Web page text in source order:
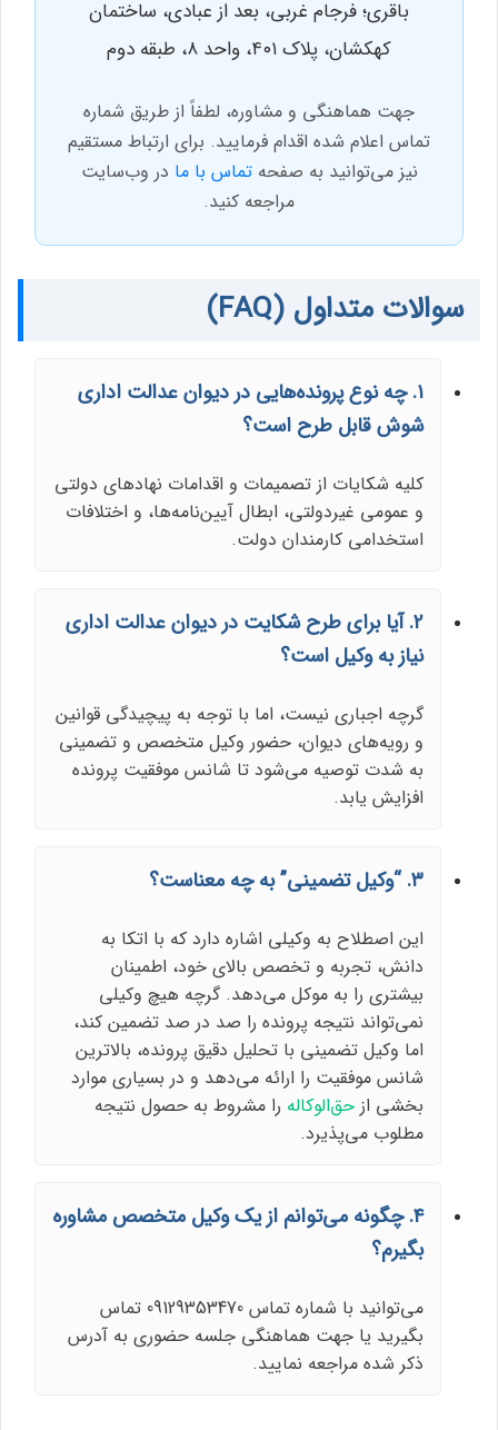
باقری؛ فرجام غربی، بعد از عبادی، ساختمان
کهکشان، پلاک ۴۰۱، واحد ۸، طبقه دوم
جهت هماهنگی و مشاوره، لطفاً از طریق شماره
تماس اعلام شده اقدام فرمایید. برای ارتباط مستقیم
نیز می‌توانید به صفحهتماس با ما در وب‌سایت
مراجعه کنید.
سوالات متداول (FAQ)
۱. چه نوع پرونده‌هایی در دیوان عدالت اداری
شوش قابل طرح است؟
کلیه شکایات از تصمیمات و اقدامات نهادهای دولتی
و عمومی غیردولتی، ابطال آیین‌نامه‌ها، و اختلافات
استخدامی کارمندان دولت.
۲. آیا برای طرح شکایت در دیوان عدالت اداری
نیاز به وکیل است؟
گرچه اجباری نیست، اما با توجه به پیچیدگی قوانین
و رویه‌های دیوان، حضور وکیل متخصص و تضمینی
به شدت توصیه می‌شود تا شانس موفقیت پرونده
افزایش یابد.
۳. “وکیل تضمینی” به چه معناست؟
این اصطلاح به وکیلی اشاره دارد که با اتکا به
دانش، تجربه و تخصص بالای خود، اطمینان
بیشتری را به موکل می‌دهد. گرچه هیچ وکیلی
نمی‌تواند نتیجه پرونده را صد در صد تضمین کند،
اما وکیل تضمینی با تحلیل دقیق پرونده، بالاترین
شانس موفقیت را ارائه می‌دهد و در بسیاری موارد
بخشی از حق‌الوکاله را مشروط به حصول نتیجه
مطلوب می‌پذیرد.
۴. چگونه می‌توانم از یک وکیل متخصص مشاوره
بگیرم؟
می‌توانید با شماره تماس 09129353470 تماس
بگیرید یا جهت هماهنگی جلسه حضوری به آدرس
ذکر شده مراجعه نمایید.